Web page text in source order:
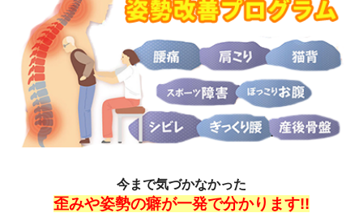
今まで気づかなかった
歪みや姿勢の癖が一発で分かります!!